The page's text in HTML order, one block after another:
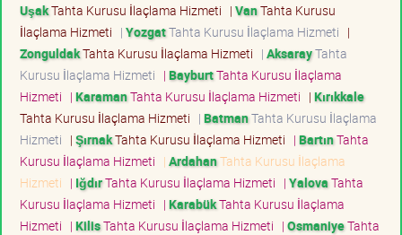
UşakTahta Kurusu İlaçlama Hizmeti | VanTahta Kurusu
İlaçlama Hizmeti | YozgatTahta Kurusu İlaçlama Hizmeti |
ZonguldakTahta Kurusu İlaçlama Hizmeti | AksarayTahta
Kurusu İlaçlama Hizmeti | BayburtTahta Kurusu İlaçlama
Hizmeti | KaramanTahta Kurusu İlaçlama Hizmeti | Kırıkkale
Tahta Kurusu İlaçlama Hizmeti | BatmanTahta Kurusu İlaçlama
Hizmeti | ŞırnakTahta Kurusu İlaçlama Hizmeti | BartınTahta
Kurusu İlaçlama Hizmeti | ArdahanTahta Kurusu İlaçlama
Hizmeti | IğdırTahta Kurusu İlaçlama Hizmeti | YalovaTahta
Kurusu İlaçlama Hizmeti | KarabükTahta Kurusu İlaçlama
Hizmeti | KilisTahta Kurusu İlaçlama Hizmeti | OsmaniyeTahta